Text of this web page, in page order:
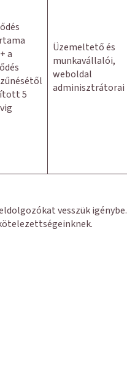
a
5
Üzemeltető és
munkavállalói,
weboldal
adminisztrátorai
vesszük